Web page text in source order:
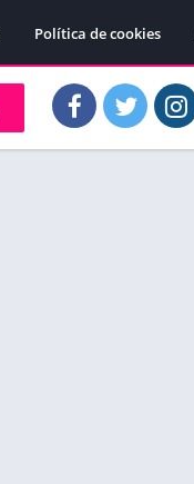
Política de cookies